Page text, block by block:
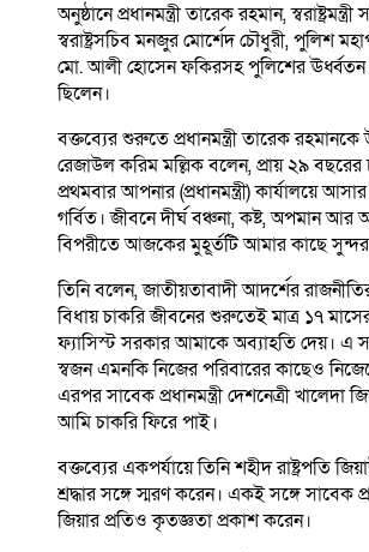
অনুষ্ঠানে প্রধানমন্ত্রী তারেক রহমান,
স্বরাষ্ট্রসচিব মনজুর মোর্শেদ চৌধুরী, পুলিশ
মো. আলী হোসেন ফকিরসহ পুলিশের ঊর্ধ্বতন
ছিলেন।
বক্তব্যের শুরুতে প্রধানমন্ত্রী তারেক
রেজাউল করিম মল্লিক বলেন, প্রায় ২৯
প্রথমবার আপনার (প্রধানমন্ত্রী) কার্যালয়ে
গর্বিত। জীবনে দীর্ঘ বঞ্চনা, কষ্ট, অপমান আর
বিপরীতে আজকের মুহূর্তটি আমার কাছে
তিনি বলেন, জাতীয়তাবাদী আদর্শের
বিধায় চাকরি জীবনের শুরুতেই মাত্র ১৭
ফ্যাসিস্ট সরকার আমাকে অব্যাহতি দেয়। এ
স্বজন এমনকি নিজের পরিবারের কাছেও
এরপর সাবেক প্রধানমন্ত্রী দেশনেত্রী খালেদা
আমি চাকরি ফিরে পাই।
বক্তব্যের একপর্যায়ে তিনি শহীদ রাষ্ট্রপতি
শ্রদ্ধার সঙ্গে স্মরণ করেন। একই সঙ্গে সাবেক
জিয়ার প্রতিও কৃতজ্ঞতা প্রকাশ করেন।